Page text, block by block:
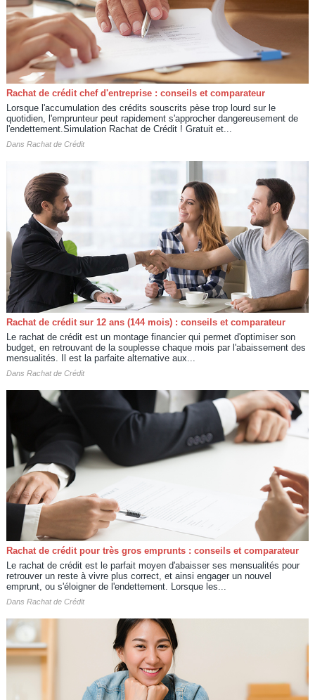
Rachat de crédit chef d'entreprise : conseils et comparateur
Lorsque l'accumulation des crédits souscrits pèse trop lourd sur le
quotidien, l'emprunteur peut rapidement s'approcher dangereusement de
l'endettement.Simulation Rachat de Crédit ! Gratuit et...
Dans Rachat de Crédit
Rachat de crédit sur 12 ans (144 mois) : conseils et comparateur
Le rachat de crédit est un montage financier qui permet d'optimiser son
budget, en retrouvant de la souplesse chaque mois par l'abaissement des
mensualités. Il est la parfaite alternative aux...
Dans Rachat de Crédit
Rachat de crédit pour très gros emprunts : conseils et comparateur
Le rachat de crédit est le parfait moyen d'abaisser ses mensualités pour
retrouver un reste à vivre plus correct, et ainsi engager un nouvel
emprunt, ou s'éloigner de l'endettement. Lorsque les...
Dans Rachat de Crédit